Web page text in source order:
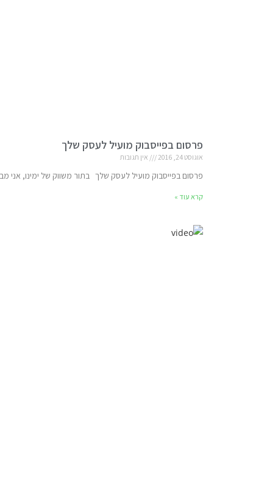
פרסום בפייסבוק מועיל לעסק שלך
אוגוסט 24, 2016 אין תגובות
פרסום בפייסבוק מועיל לעסק שלך בתור משווק של ימינו, אני
קרא עוד »